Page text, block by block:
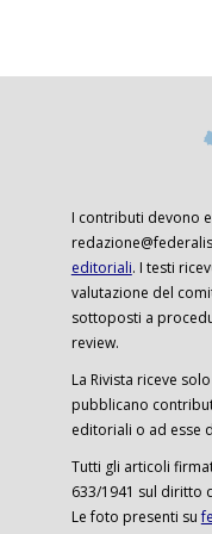
I contributi devono
editoriali. I testi
valutazione del
sottoposti a
review.
La Rivista riceve
pubblicano
editoriali o ad esse
Tutti gli articoli
633/1941 sul diritto
Le foto presenti su